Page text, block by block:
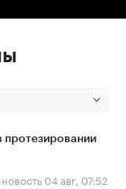
протезировании
04 авг, 07:52